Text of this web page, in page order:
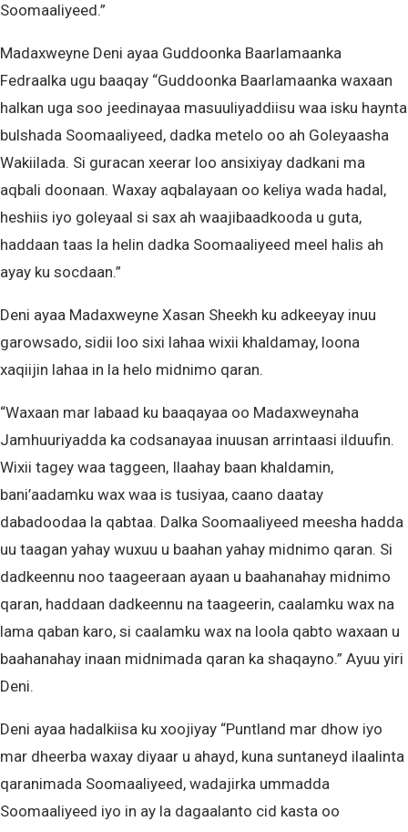
Soomaaliyeed.”
Madaxweyne Deni ayaa Guddoonka Baarlamaanka
Fedraalka ugu baaqay “Guddoonka Baarlamaanka waxaan
halkan uga soo jeedinayaa masuuliyaddiisu waa isku haynta
bulshada Soomaaliyeed, dadka metelo oo ah Goleyaasha
Wakiilada. Si guracan xeerar loo ansixiyay dadkani ma
aqbali doonaan. Waxay aqbalayaan oo keliya wada hadal,
heshiis iyo goleyaal si sax ah waajibaadkooda u guta,
haddaan taas la helin dadka Soomaaliyeed meel halis ah
ayay ku socdaan.”
Deni ayaa Madaxweyne Xasan Sheekh ku adkeeyay inuu
garowsado, sidii loo sixi lahaa wixii khaldamay, loona
xaqiijin lahaa in la helo midnimo qaran.
“Waxaan mar labaad ku baaqayaa oo Madaxweynaha
Jamhuuriyadda ka codsanayaa inuusan arrintaasi ilduufin.
Wixii tagey waa taggeen, Ilaahay baan khaldamin,
bani’aadamku wax waa is tusiyaa, caano daatay
dabadoodaa la qabtaa. Dalka Soomaaliyeed meesha hadda
uu taagan yahay wuxuu u baahan yahay midnimo qaran. Si
dadkeennu noo taageeraan ayaan u baahanahay midnimo
qaran, haddaan dadkeennu na taageerin, caalamku wax na
lama qaban karo, si caalamku wax na loola qabto waxaan u
baahanahay inaan midnimada qaran ka shaqayno.” Ayuu yiri
Deni.
Deni ayaa hadalkiisa ku xoojiyay “Puntland mar dhow iyo
mar dheerba waxay diyaar u ahayd, kuna suntaneyd ilaalinta
qaranimada Soomaaliyeed, wadajirka ummadda
Soomaaliyeed iyo in ay la dagaalanto cid kasta oo